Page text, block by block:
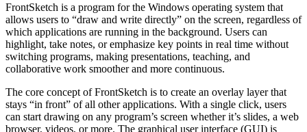
FrontSketch is a program for the Windows operating system that
allows users to “draw and write directly” on the screen, regardless of
which applications are running in the background. Users can
highlight, take notes, or emphasize key points in real time without
switching programs, making presentations, teaching, and
collaborative work smoother and more continuous.
The core concept of FrontSketch is to create an overlay layer that
stays “in front” of all other applications. With a single click, users
can start drawing on any program’s screen whether it’s slides, a web
browser, videos, or more. The graphical user interface (GUI) is